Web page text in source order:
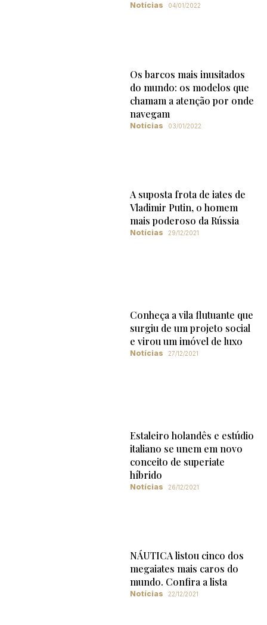
Notícias 04/01/2022
Os barcos mais inusitados
do mundo: os modelos que
chamam a atenção por onde
navegam
Notícias 03/01/2022
A suposta frota de iates de
Vladimir Putin, o homem
mais poderoso da Rússia
Notícias 29/12/2021
Conheça a vila flutuante que
surgiu de um projeto social
e virou um imóvel de luxo
Notícias 27/12/2021
Estaleiro holandês e estúdio
italiano se unem em novo
conceito de superiate
híbrido
Notícias 26/12/2021
NÁUTICA listou cinco dos
megaiates mais caros do
mundo. Confira a lista
Notícias 22/12/2021